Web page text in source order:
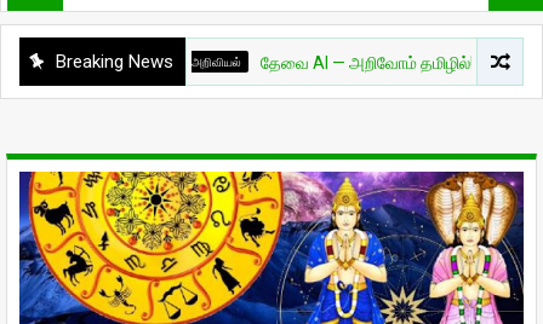
Breaking News
அறிவியல் தேவை AI — அறிவோம் தமிழில்! - பாகம் 01